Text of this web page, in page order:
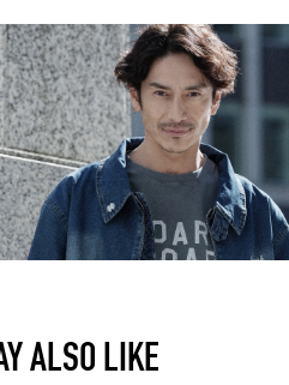
ALSO LIKE